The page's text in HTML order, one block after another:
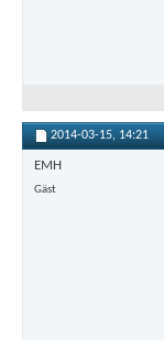
2014-03-15, 14:21
EMH
Gäst